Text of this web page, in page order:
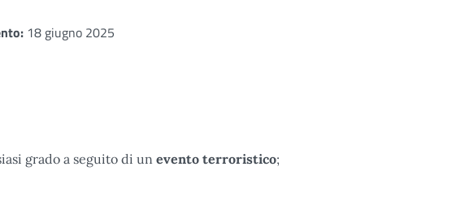
18 giugno 2025
grado a seguito di un evento terroristico;